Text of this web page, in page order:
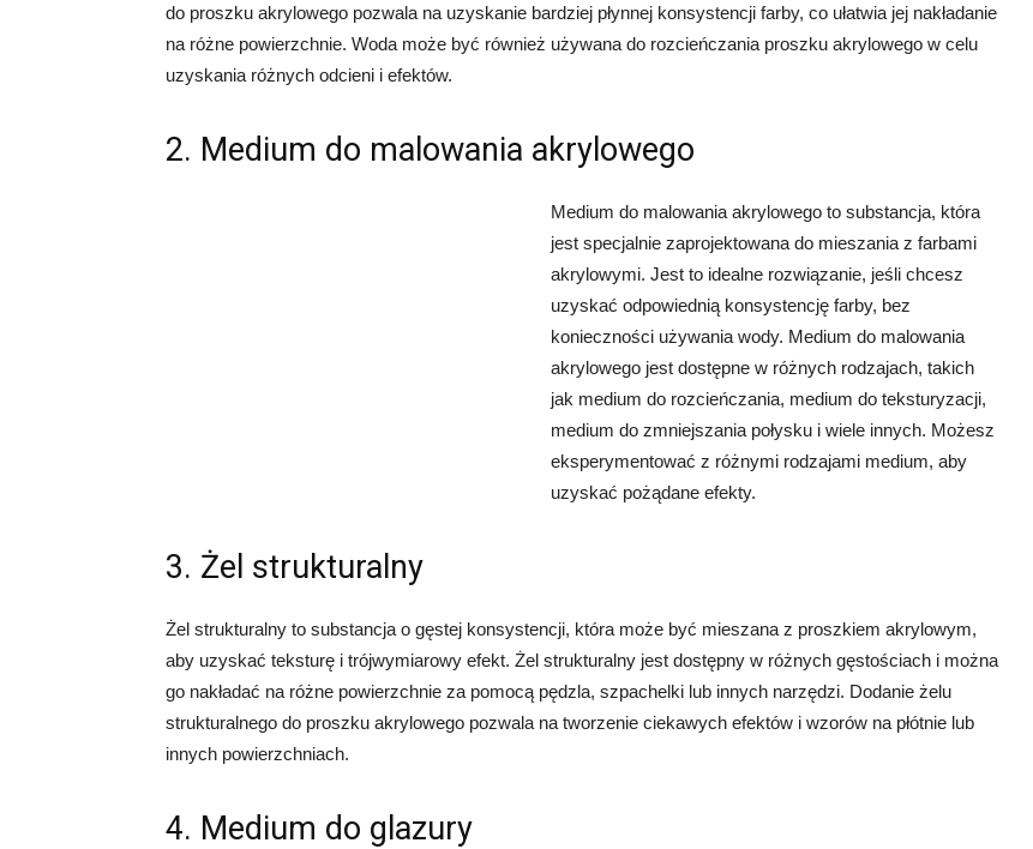
do proszku akrylowego pozwala na uzyskanie bardziej płynnej konsystencji farby, co ułatwia jej nakładanie
na różne powierzchnie. Woda może być również używana do rozcieńczania proszku akrylowego w celu
uzyskania różnych odcieni i efektów.
2. Medium do malowania akrylowego
Medium do malowania akrylowego to substancja, która
jest specjalnie zaprojektowana do mieszania z farbami
akrylowymi. Jest to idealne rozwiązanie, jeśli chcesz
uzyskać odpowiednią konsystencję farby, bez
konieczności używania wody. Medium do malowania
akrylowego jest dostępne w różnych rodzajach, takich
jak medium do rozcieńczania, medium do teksturyzacji,
medium do zmniejszania połysku i wiele innych. Możesz
eksperymentować z różnymi rodzajami medium, aby
uzyskać pożądane efekty.
3. Żel strukturalny
Żel strukturalny to substancja o gęstej konsystencji, która może być mieszana z proszkiem akrylowym,
aby uzyskać teksturę i trójwymiarowy efekt. Żel strukturalny jest dostępny w różnych gęstościach i można
go nakładać na różne powierzchnie za pomocą pędzla, szpachelki lub innych narzędzi. Dodanie żelu
strukturalnego do proszku akrylowego pozwala na tworzenie ciekawych efektów i wzorów na płótnie lub
innych powierzchniach.
4. Medium do glazury